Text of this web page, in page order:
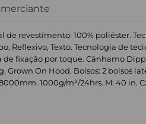
revestimento: 100% poliéster.
Reflexivo, Texto. Tecnologia de
fixação por toque. Cânhamo
On Hood. Bolsos: 2 bolsos
1000g/m²/24hrs. M: 40 in. C: